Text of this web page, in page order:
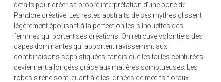
détails pour créer sa propre interprétation d’une boite de
Pandore créative. Les restes abstraits de ces mythes glissent
légèrement épousant à la perfection les silhouettes des
femmes qui portent ses créations. On retrouve volontiers des
capes dominantes qui apportent ravissement aux
combinaisons sophistiquées, tandis que les tailles ceinturées
deviennent allongées grâce aux matières somptueuses. Les
robes sirène sont, quant à elles, ornées de motifs floraux